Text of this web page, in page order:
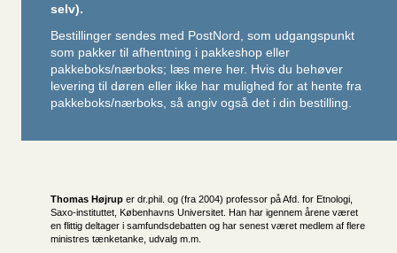
selv).
Bestillinger sendes med PostNord, som udgangspunkt
som pakker til afhentning i pakkeshop eller
pakkeboks/nærboks; læs mere her. Hvis du behøver
levering til døren eller ikke har mulighed for at hente fra
pakkeboks/nærboks, så angiv også det i din bestilling.
Thomas Højrup er dr.phil. og (fra 2004) professor på Afd. for Etnologi,
Saxo-instituttet, Københavns Universitet. Han har igennem årene været
en flittig deltager i samfundsdebatten og har senest været medlem af flere
ministres tænketanke, udvalg m.m.